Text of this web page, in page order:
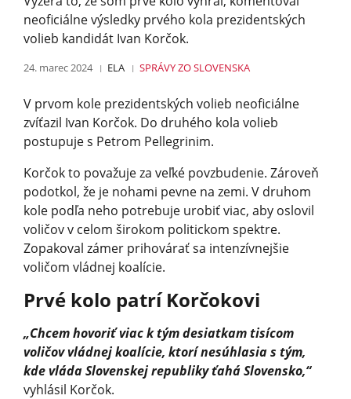
neoficiálne výsledky prvého kola prezidentských
volieb kandidát Ivan Korčok.
24. marec 2024 ELA SPRÁVYZO SLOVENSKA
V prvom kole prezidentských volieb neoficiálne
zvíťazil Ivan Korčok. Do druhého kola volieb
postupuje s Petrom Pellegrinim.
Korčok to považuje za veľké povzbudenie. Zároveň
podotkol, že je nohami pevne na zemi. V druhom
kole podľa neho potrebuje urobiť viac, aby oslovil
voličov v celom širokom politickom spektre.
Zopakoval zámer prihovárať sa intenzívnejšie
voličom vládnej koalície.
Prvé kolo patrí Korčokovi
„Chcem hovoriť viac k tým desiatkam tisícom
voličov vládnej koalície, ktorí nesúhlasia s tým,
kde vláda Slovenskej republiky ťahá Slovensko,“
vyhlásil Korčok.